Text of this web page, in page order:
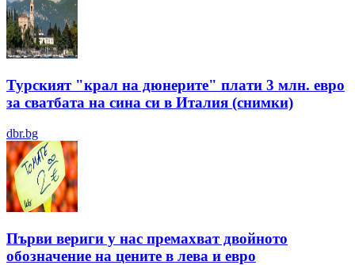
Турският "крал на дюнерите" плати 3 млн. евро
за сватбата на сина си в Италия (снимки)
dbr.bg
Първи вериги у нас премахват двойното
обозначение на цените в лева и евро